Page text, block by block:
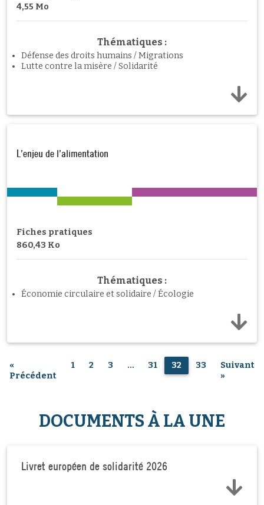
4,55 Mo
Thématiques :
Défense des droits humains / Migrations
Lutte contre la misère / Solidarité
L’enjeu de l’alimentation
Fiches pratiques
860,43 Ko
Thématiques :
Économie circulaire et solidaire / Écologie
«
Précédent
1 2 3 … 31 32 33
Suivant
»
DOCUMENTS À LA UNE
Livret européen de solidarité 2026